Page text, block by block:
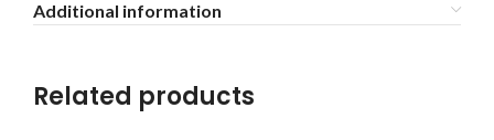
Additional information
Related products